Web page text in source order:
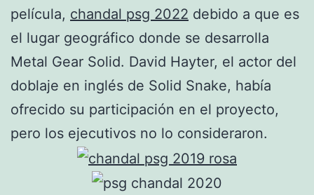
película, chandal psg 2022 debido a que es
el lugar geográfico donde se desarrolla
Metal Gear Solid. David Hayter, el actor del
doblaje en inglés de Solid Snake, había
ofrecido su participación en el proyecto,
pero los ejecutivos no lo consideraron.